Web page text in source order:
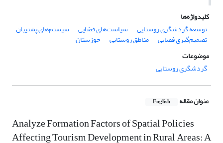
کلیدواژه‌ها
توسعه گردشگری روستایی
سیاست‌های فضایی سیستم‌های پشتیبان
تصمیم‌گیری فضایی مناطق روستایی
خوزستان
موضوعات
گردشگری روستایی
عنوان مقاله English
Analyze Formation Factors of Spatial Policies
Affecting Tourism Development in Rural Areas: A